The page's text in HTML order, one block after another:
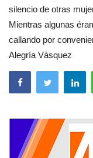
silencio de otras
Mientras algunas
callando por
Alegría Vásquez